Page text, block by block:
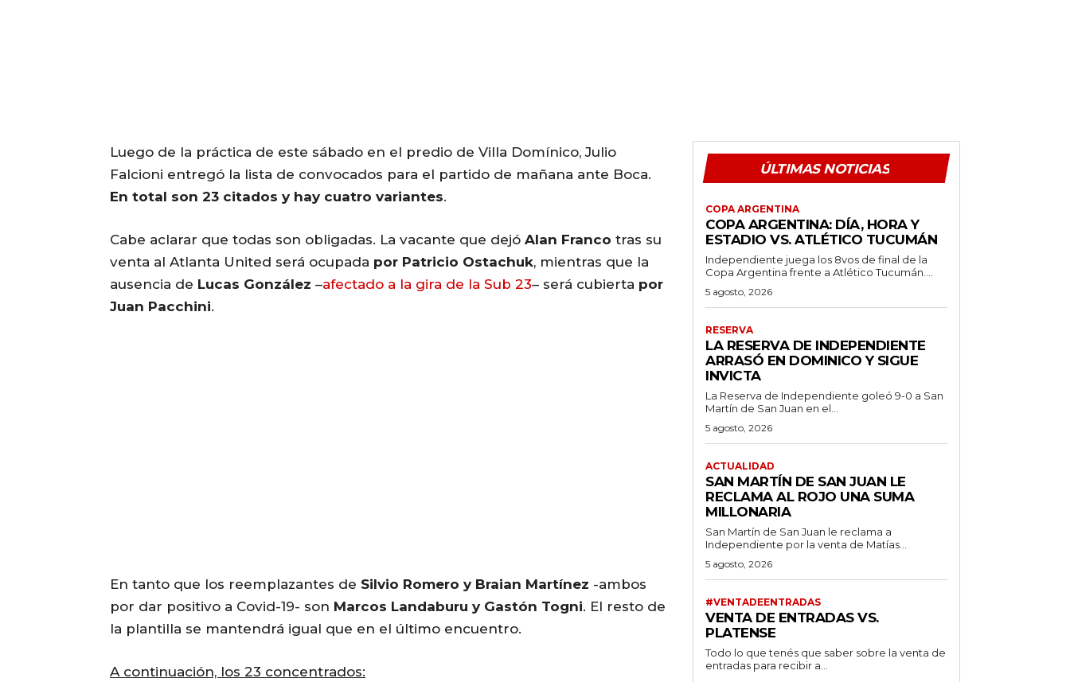
Luego de la práctica de este sábado en el predio de Villa Domínico, Julio
Falcioni entregó la lista de convocados para el partido de mañana ante Boca.
En total son 23 citados y hay cuatro variantes.
Cabe aclarar que todas son obligadas. La vacante que dejó Alan Franco tras su
venta al Atlanta United será ocupada por Patricio Ostachuk, mientras que la
ausencia de Lucas González –afectado a la gira de la Sub 23– será cubierta por
Juan Pacchini.
En tanto que los reemplazantes de Silvio Romero y Braian Martínez -ambos
por dar positivo a Covid-19- son Marcos Landaburu y Gastón Togni. El resto de
la plantilla se mantendrá igual que en el último encuentro.
A continuación, los 23 concentrados:
ÚLTIMAS NOTICIAS
COPA ARGENTINA
COPA ARGENTINA: DÍA, HORA Y
ESTADIO VS. ATLÉTICO TUCUMÁN
Independiente juega los 8vos de final de la
Copa Argentina frente a Atlético Tucumán....
5 agosto, 2026
RESERVA
LA RESERVA DE INDEPENDIENTE
ARRASÓ EN DOMINICO Y SIGUE
INVICTA
La Reserva de Independiente goleó 9-0 a San
Martín de San Juan en el...
5 agosto, 2026
ACTUALIDAD
SAN MARTÍN DE SAN JUAN LE
RECLAMA AL ROJO UNA SUMA
MILLONARIA
San Martín de San Juan le reclama a
Independiente por la venta de Matías...
5 agosto, 2026
#VENTADEENTRADAS
VENTA DE ENTRADAS VS.
PLATENSE
Todo lo que tenés que saber sobre la venta de
entradas para recibir a...